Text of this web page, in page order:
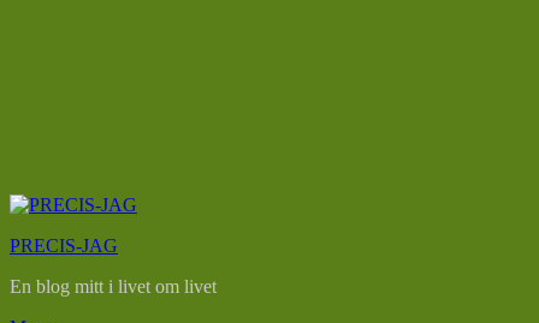
Hoppa
innehåll
PRECIS-JAG
En blog mitt i livet om livet